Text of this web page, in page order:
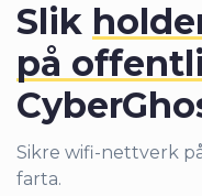
Slik
på
Sikre wifi-nettverk
farta.